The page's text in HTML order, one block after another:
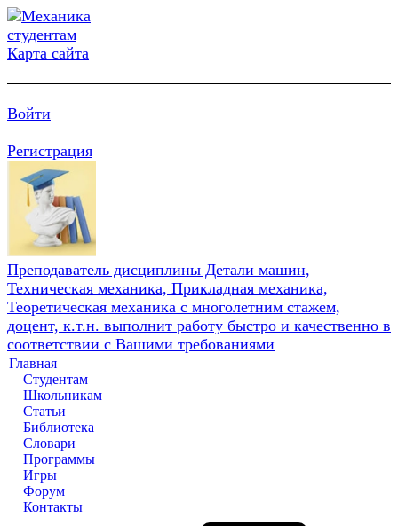
Карта сайта
Войти
Регистрация
Преподаватель дисциплины Детали машин,
Техническая механика, Прикладная механика,
Теоретическая механика с многолетним стажем,
доцент, к.т.н. выполнит работу быстро и качественно в
соответствии с Вашими требованиями
Главная
Студентам
Школьникам
Статьи
Библиотека
Словари
Программы
Игры
Форум
Контакты